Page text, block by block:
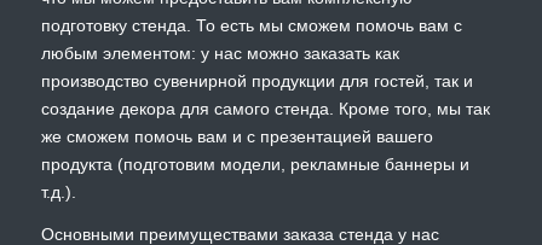
подготовку стенда. То есть мы сможем помочь вам с
любым элементом: у нас можно заказать как
производство сувенирной продукции для гостей, так и
создание декора для самого стенда. Кроме того, мы так
же сможем помочь вам и с презентацией вашего
продукта (подготовим модели, рекламные баннеры и
т.д.).
Основными преимуществами заказа стенда у нас